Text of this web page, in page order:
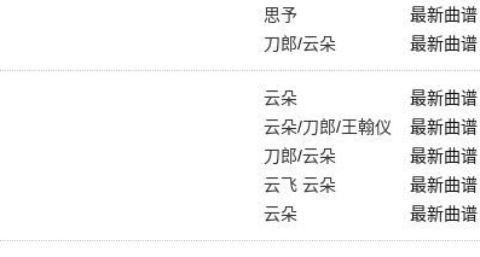
思予 最新曲谱
刀郎/云朵 最新曲谱
云朵 最新曲谱
云朵/刀郎/王翰仪 最新曲谱
刀郎/云朵 最新曲谱
云飞 云朵 最新曲谱
云朵 最新曲谱